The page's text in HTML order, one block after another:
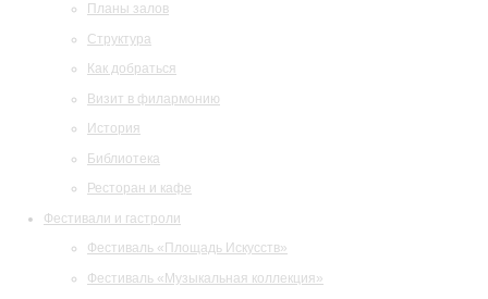
Планы залов
Структура
Как добраться
Визит в филармонию
История
Библиотека
Ресторан и кафе
Фестивали и гастроли
Фестиваль «Площадь Искусств»
Фестиваль «Музыкальная коллекция»